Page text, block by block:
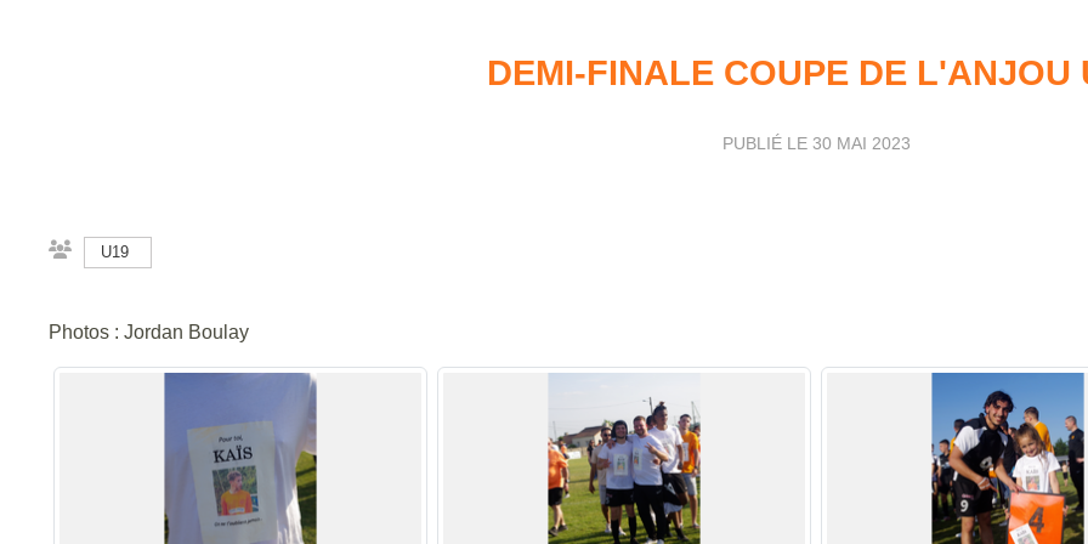
DEMI-FINALE COUPE DE L'ANJOU
PUBLIÉ LE 30 MAI 2023
U19
Photos : Jordan Boulay